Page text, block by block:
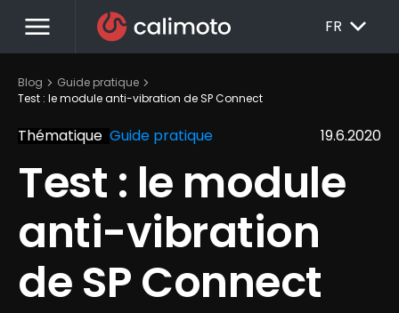
menu FR EXPAND_MORE
Blog chevron_right Guide pratique chevron_right
Test : le module anti-vibration de SP Connect
Thématique Guide pratique 19.6.2020
Test : le module
anti-vibration
de SP Connect